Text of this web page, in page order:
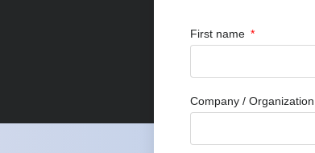
First name
Company / Organization